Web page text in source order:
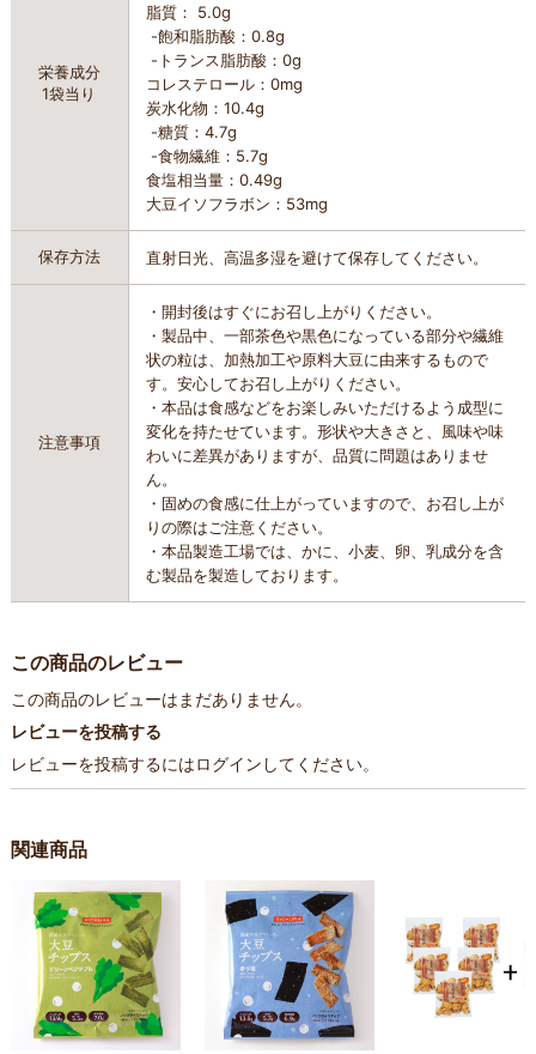
栄養成分
1袋当り
脂質： 5.0g
-飽和脂肪酸：0.8g
-トランス脂肪酸：0g
コレステロール：0mg
炭水化物：10.4g
-糖質：4.7g
-食物繊維：5.7g
食塩相当量：0.49g
大豆イソフラボン：53mg
保存方法 直射日光、高温多湿を避けて保存してください。
注意事項
・開封後はすぐにお召し上がりください。
・製品中、一部茶色や黒色になっている部分や繊維
状の粒は、加熱加工や原料大豆に由来するもので
す。安心してお召し上がりください。
・本品は食感などをお楽しみいただけるよう成型に
変化を持たせています。形状や大きさと、風味や味
わいに差異がありますが、品質に問題はありませ
ん。
・固めの食感に仕上がっていますので、お召し上が
りの際はご注意ください。
・本品製造工場では、かに、小麦、卵、乳成分を含
む製品を製造しております。
この商品のレビュー
この商品のレビューはまだありません。
レビューを投稿する
レビューを投稿するにはログイン してください。
関連商品